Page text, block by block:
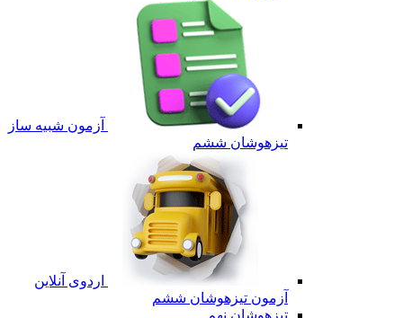
آزمون شبیه ساز
تیزهوشان ششم
اردوی آنلاین
آزمون تیزهوشان ششم
تیزهوشان نهم